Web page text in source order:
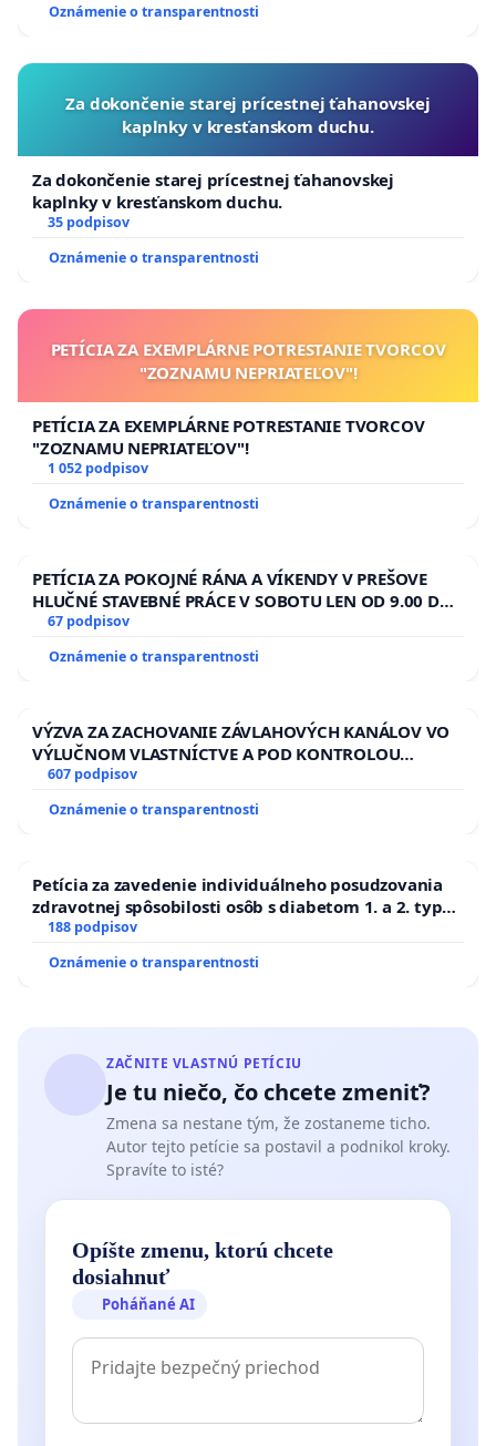
Oznámenie o transparentnosti
Za dokončenie starej prícestnej ťahanovskej
kaplnky v kresťanskom duchu.
Za dokončenie starej prícestnej ťahanovskej
kaplnky v kresťanskom duchu.
35 podpisov
Oznámenie o transparentnosti
PETÍCIA ZA EXEMPLÁRNE POTRESTANIE TVORCOV
"ZOZNAMU NEPRIATEĽOV"!
PETÍCIA ZA EXEMPLÁRNE POTRESTANIE TVORCOV
"ZOZNAMU NEPRIATEĽOV"!
1 052 podpisov
Oznámenie o transparentnosti
PETÍCIA ZA POKOJNÉ RÁNA A VÍKENDY V PREŠOVE
HLUČNÉ STAVEBNÉ PRÁCE V SOBOTU LEN OD 9.00 DO
13.00 HOD., CEZ PRACOVNÝ TÝŽDEŇ CIEĽ 8.00 – 18.00
HOD. A PRAVIDELNÁ KONTROLA STAVBY C-AREA NA
ĎUMBIERSKEJ/MAGU
67 podpisov
Oznámenie o transparentnosti
VÝZVA ZA ZACHOVANIE ZÁVLAHOVÝCH KANÁLOV VO
VÝLUČNOM VLASTNÍCTVE A POD KONTROLOU
SLOVENSKEJ REPUBLIKY & žiadosť na riešenie
zanedbaného stavu závlahových a odvodňovacích
kanálov na Slovensku
607 podpisov
Oznámenie o transparentnosti
Petícia za zavedenie individuálneho posudzovania
zdravotnej spôsobilosti osôb s diabetom 1. a 2. typu
pri prijímaní do Policajného zboru SR
188 podpisov
Oznámenie o transparentnosti
ZAČNITE VLASTNÚ PETÍCIU
Je tu niečo, čo chcete zmeniť?
Zmena sa nestane tým, že zostaneme ticho.
Autor tejto petície sa postavil a podnikol kroky.
Spravíte to isté?
Opíšte zmenu, ktorú chcete
dosiahnuť
Poháňané AI